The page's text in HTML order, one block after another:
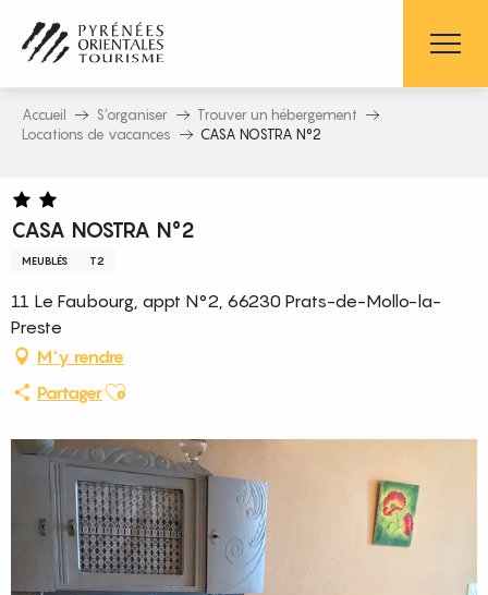
contenu
principal
Accueil S’organiser
Trouver un hébergement
Locations de vacances
CASA NOSTRA N°2
CASA NOSTRA N°2
MEUBLÉS T2
11 Le Faubourg, appt N°2, 66230 Prats-de-Mollo-la-
Preste
M'y rendre
PartagerAjouter aux favoris